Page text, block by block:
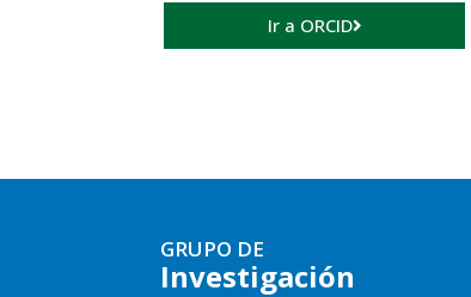
Ir a ORCID
GRUPO DE
Investigación